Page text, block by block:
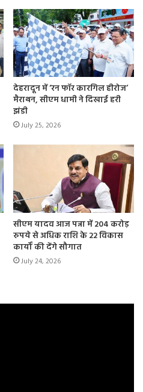
देहरादून में ‘रन फॉर कारगिल हीरोज’
मैराथन, सीएम धामी ने दिखाई हरी
झंडी
July 25, 2026
सीएम यादव आज पन्ना में 204 करोड़
रुपये से अधिक राशि के 22 विकास
कार्यों की देंगे सौगात
July 24, 2026